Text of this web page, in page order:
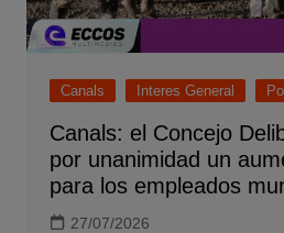
Canals Interes General
Canals: el Concejo
por unanimidad un
para los empleados
27/07/2026